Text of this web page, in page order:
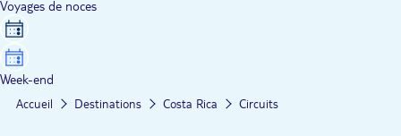
Voyages de noces
Week-end
Accueil Destinations Costa Rica Circuits